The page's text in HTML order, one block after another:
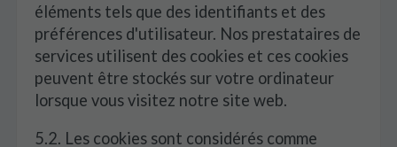
éléments tels que des identifiants et des
préférences d'utilisateur. Nos prestataires de
services utilisent des cookies et ces cookies
peuvent être stockés sur votre ordinateur
lorsque vous visitez notre site web.
5.2. Les cookies sont considérés comme